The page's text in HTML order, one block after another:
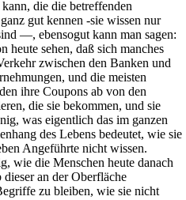
die die betreffenden
gut kennen -sie wissen nur
—, ebensogut kann man sagen:
heute sehen, daß sich manches
zwischen den Banken und
und die meisten
ihre Coupons ab von den
die sie bekommen, und sie
was eigentlich das im ganzen
des Lebens bedeutet, wie sie
Angeführte nicht wissen.
wie die Menschen heute danach
dieser an der Oberfläche
zu bleiben, wie sie nicht